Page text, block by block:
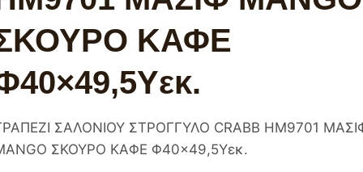
ΚΑΦΕ
ΣΑΛΟΝΙΟΥ ΣΤΡΟΓΓΥΛΟ CRABB HM9701
ΣΚΟΥΡΟ ΚΑΦΕ Φ40×49,5Υεκ.